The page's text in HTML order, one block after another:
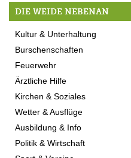
DIE WEIDE NEBENAN
Kultur & Unterhaltung
Burschenschaften
Feuerwehr
Ärztliche Hilfe
Kirchen & Soziales
Wetter & Ausflüge
Ausbildung & Info
Politik & Wirtschaft